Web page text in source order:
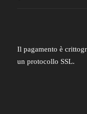
Il pagamento è
un protocollo SSL.